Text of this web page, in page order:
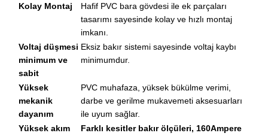
Kolay Montaj
Hafif PVC bara gövdesi ile ek parçaları
tasarımı sayesinde kolay ve hızlı montaj
imkanı.
Voltaj düşmesi
minimum ve
sabit
Eksiz bakır sistemi sayesinde voltaj kaybı
minimumdur.
Yüksek
mekanik
dayanım
PVC muhafaza, yüksek bükülme verimi,
darbe ve gerilme mukavemeti aksesuarları
ile uyum sağlar.
Yüksek akım
Farklı kesitler bakır ölçüleri, 160Ampere